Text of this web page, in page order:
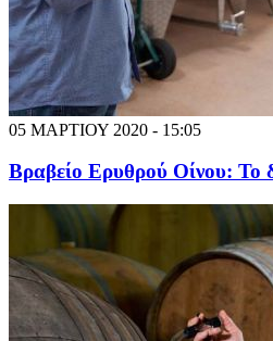
05 ΜΑΡΤΙΟΥ 2020 - 15:05
Βραβείο Ερυθρού Οίνου: Το